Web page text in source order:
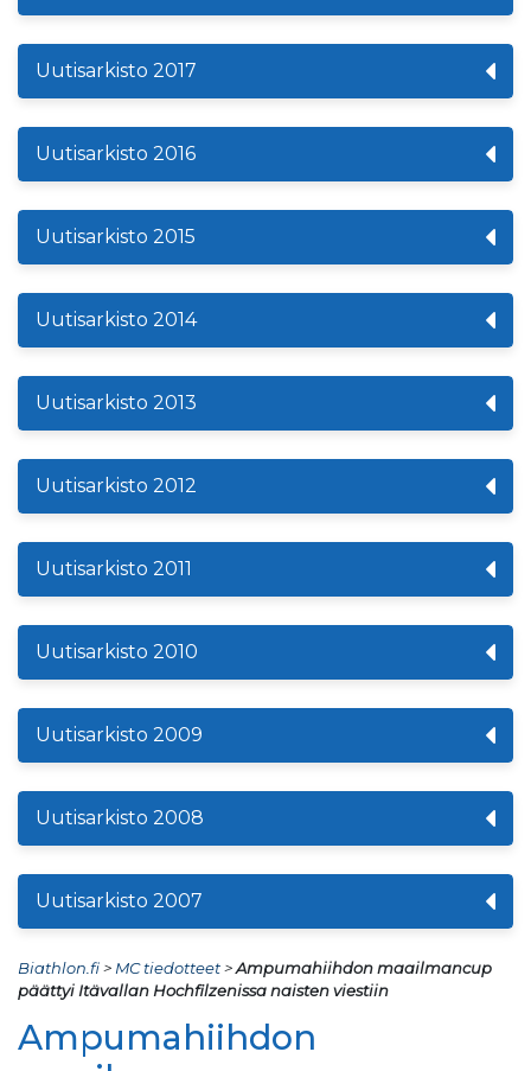
Uutisarkisto 2017
Uutisarkisto 2016
Uutisarkisto 2015
Uutisarkisto 2014
Uutisarkisto 2013
Uutisarkisto 2012
Uutisarkisto 2011
Uutisarkisto 2010
Uutisarkisto 2009
Uutisarkisto 2008
Uutisarkisto 2007
Biathlon.fi> MC tiedotteet>Ampumahiihdon maailmancup
päättyi Itävallan Hochfilzenissa naisten viestiin
Ampumahiihdon